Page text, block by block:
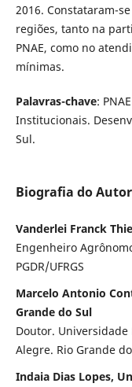
2016. Constataram-
regiões, tanto na
PNAE, como no
mínimas.
Palavras-chave:
Institucionais.
Sul.
Biografia do Autor
Vanderlei Franck
Engenheiro
PGDR/UFRGS
Marcelo Antonio
Grande do Sul
Doutor. Universidade
Alegre. Rio Grande
Indaia Dias Lopes,